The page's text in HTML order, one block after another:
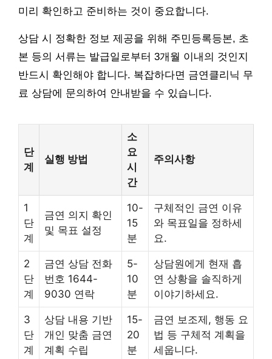
미리 확인하고 준비하는 것이 중요합니다.
상담 시 정확한 정보 제공을 위해 주민등록등본, 초
본 등의 서류는 발급일로부터 3개월 이내의 것인지
반드시 확인해야 합니다. 복잡하다면 금연클리닉 무
료 상담에 문의하여 안내받을 수 있습니다.
단
계
실행 방법
소
요
시
간
주의사항
1
단
계
금연 의지 확인
및 목표 설정
10-
15
분
구체적인 금연 이유
와 목표일을 정하세
요.
2
단
계
금연 상담 전화
번호 1644-
9030 연락
5-
10
분
상담원에게 현재 흡
연 상황을 솔직하게
이야기하세요.
3
단
계
상담 내용 기반
개인 맞춤 금연
계획 수립
15-
20
분
금연 보조제, 행동 요
법 등 구체적 계획을
세웁니다.